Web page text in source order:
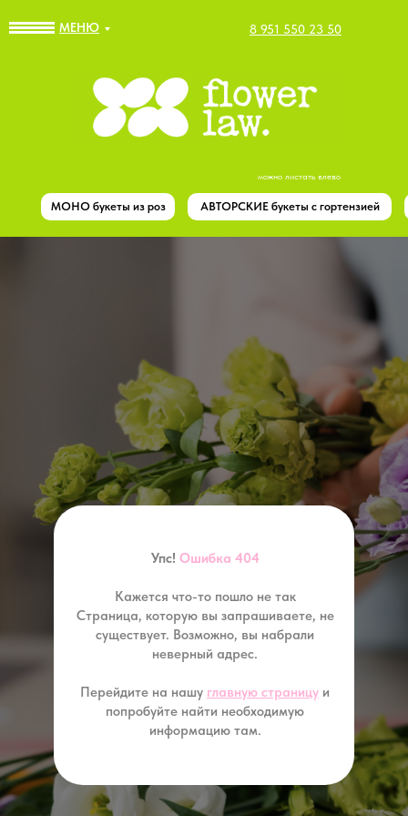
8 951 550 23 50
МЕНЮ
можно листать влево
МОНО букеты из роз АВТОРСКИЕ букеты с гортензией
Упс! Ошибка 404
Кажется что-то пошло не так
Страница, которую вы запрашиваете, не
существует. Возможно, вы набрали
неверный адрес.
Перейдите на нашу главную страницу и
попробуйте найти необходимую
информацию там.